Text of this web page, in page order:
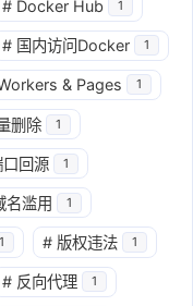
# Docker Hub 1
# 国内访问Docker 1
& Pages 1
删除 1
口回源 1
名滥用 1
1 # 版权违法 1
# 反向代理 1